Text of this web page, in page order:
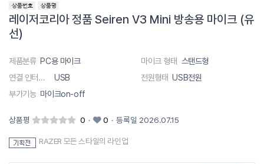
레이저코리아 정품 Seiren V3 Mini 방송용 마이크 (유
선)
제품분류 PC용 마이크 마이크 형태 스탠드형
연결 인터페이스
USB 전원형태 USB전원
부가기능 마이크on-off
상품평 0 · 0 · 등록일 2026.07.15
RAZER 모든 스타일의 라인업